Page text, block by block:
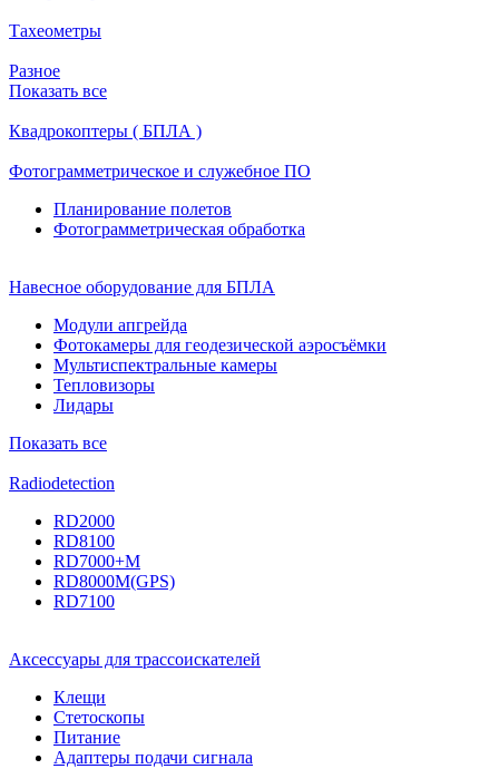
Тахеометры
Разное
Показать все
Квадрокоптеры ( БПЛА )
Фотограмметрическое и служебное ПО
Планирование полетов
Фотограмметрическая обработка
Навесное оборудование для БПЛА
Модули апгрейда
Фотокамеры для геодезической аэросъёмки
Мультиспектральные камеры
Тепловизоры
Лидары
Показать все
Radiodetection
RD2000
RD8100
RD7000+M
RD8000M(GPS)
RD7100
Аксессуары для трассоискателей
Клещи
Стетоскопы
Питание
Адаптеры подачи сигнала